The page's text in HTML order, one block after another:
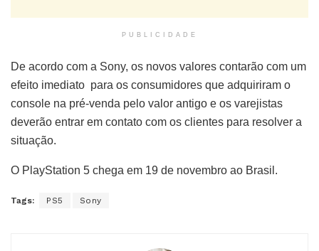
PUBLICIDADE
De acordo com a Sony, os novos valores contarão com um
efeito imediato para os consumidores que adquiriram o
console na pré-venda pelo valor antigo e os varejistas
deverão entrar em contato com os clientes para resolver a
situação.
O PlayStation 5 chega em 19 de novembro ao Brasil.
Tags: PS5 Sony